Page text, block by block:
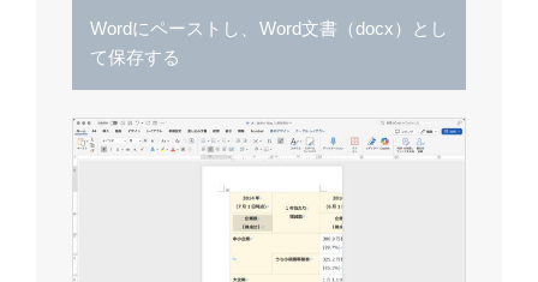
Wordにペーストし、Word文書（docx）とし
て保存する